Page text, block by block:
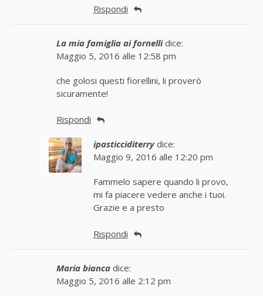
Rispondi
La mia famiglia ai fornelli dice:
Maggio 5, 2016 alle 12:58 pm
che golosi questi fiorellini, li proverò
sicuramente!
Rispondi
ipasticciditerry dice:
Maggio 9, 2016 alle 12:20 pm
Fammelo sapere quando li provo,
mi fa piacere vedere anche i tuoi.
Grazie e a presto
Rispondi
Maria bianca dice:
Maggio 5, 2016 alle 2:12 pm